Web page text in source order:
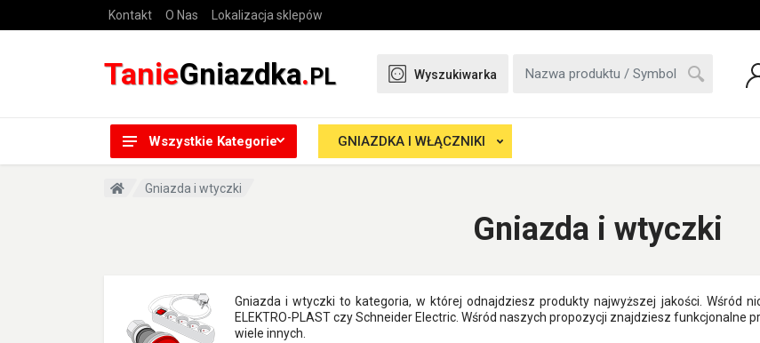
Kontakt O Nas Lokalizacja sklepów
Wszystkie Kategorie GNIAZDKA I WŁĄCZNIKI
TanieGniazdka.PL Wyszukiwarka
Gniazda i wtyczki
Gniazda i wtyczki
Gniazda i wtyczki to kategoria, w której odnajdziesz produkty najwyższej jakości. Wśród
ELEKTRO-PLAST czy Schneider Electric. Wśród naszych propozycji znajdziesz funkcjonalne
wiele innych.